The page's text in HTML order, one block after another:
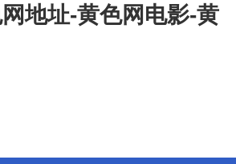
地址-黄色网电影-黄